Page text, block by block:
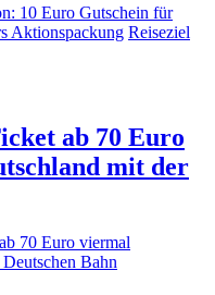
10 Euro Gutschein für
Aktionspackung Reiseziel
ab 70 Euro
mit der